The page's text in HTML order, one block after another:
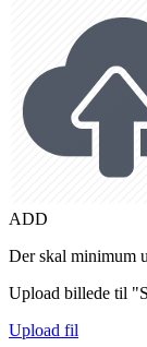
ADD
Der skal minimum
Upload billede til
Upload fil